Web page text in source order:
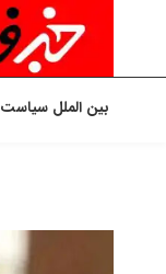
بین الملل سیاست